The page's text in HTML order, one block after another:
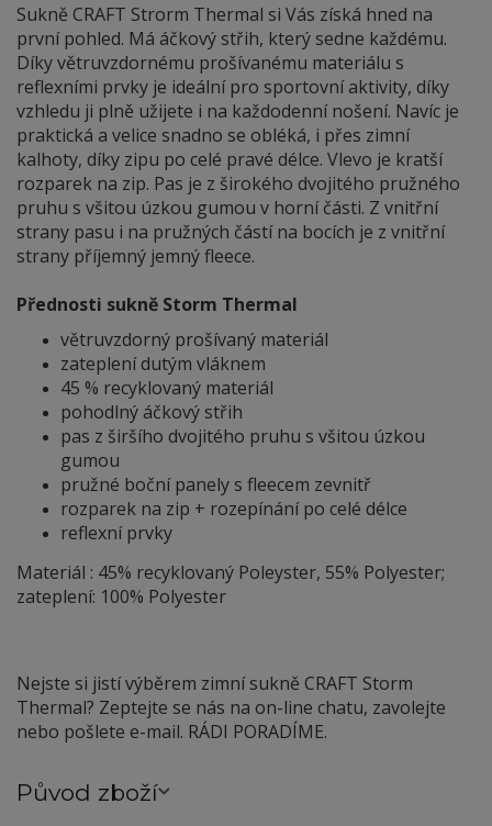
Sukně CRAFT Strorm Thermal si Vás získá hned na
první pohled. Má áčkový střih, který sedne každému.
Díky větruvzdornému prošívanému materiálu s
reflexními prvky je ideální pro sportovní aktivity, díky
vzhledu ji plně užijete i na každodenní nošení. Navíc je
praktická a velice snadno se obléká, i přes zimní
kalhoty, díky zipu po celé pravé délce. Vlevo je kratší
rozparek na zip. Pas je z širokého dvojitého pružného
pruhu s všitou úzkou gumou v horní části. Z vnitřní
strany pasu i na pružných částí na bocích je z vnitřní
strany příjemný jemný fleece.
Přednosti sukně Storm Thermal
větruvzdorný prošívaný materiál
zateplení dutým vláknem
45 % recyklovaný materiál
pohodlný áčkový střih
pas z širšího dvojitého pruhu s všitou úzkou
gumou
pružné boční panely s fleecem zevnitř
rozparek na zip + rozepínání po celé délce
reflexní prvky
Materiál : 45% recyklovaný Poleyster, 55% Polyester;
zateplení: 100% Polyester
Nejste si jistí výběrem zimní sukně CRAFT Storm
Thermal? Zeptejte se nás na on-line chatu, zavolejte
nebo pošlete e-mail. RÁDI PORADÍME.
Původ zboží